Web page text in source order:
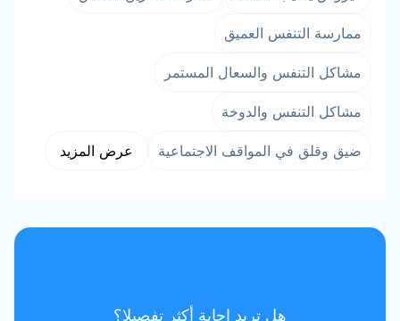
ممارسة التنفس العميق
مشاكل التنفس والسعال المستمر
مشاكل التنفس والدوخة
ضيق وقلق في المواقف الاجتماعية عرض المزيد
هل تريد إجابة أكثر تفصيلا؟